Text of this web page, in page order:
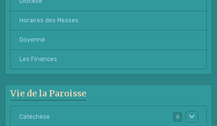
Horaires des Messes
Doyenné
Les Finances
Vie de la Paroisse
Catéchèse 6